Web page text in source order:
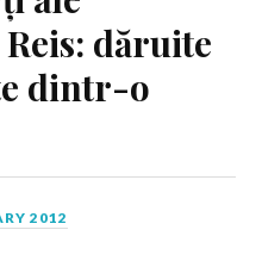
dăruite
dintr-o
2012